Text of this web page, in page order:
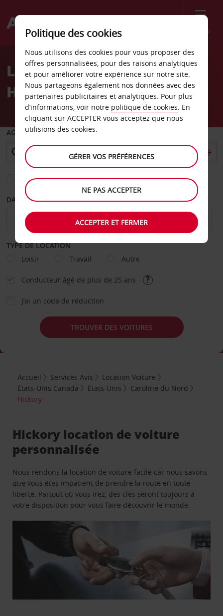
Menu
Welcome
AvisLocation de voiture
Hickory
AGENCE DE DÉPART
Sélectionnez une autre agence de retour
DATE DE DÉPART DATE DE RETOUR
TYPE DE LOCATION
Loisir
Travail Autre
Conducteur âgé de plus de 25 ans
J’ai un code de réduction
TROUVER DES VOITURES
Accueil Services Avis
Location Voiture
États-Unis Canada
États-Unis
Caroline du Nord
Hickory
Hickory location de voiture
personnalisée
Nous rendons la location de voiture facile car nous savons
que vous êtes impatient de prendre la route en toute
liberté. Partout où vous irez, des clés seront toujours à
votre disposition pour vous faire découvrir le monde.
Politique des cookies
Nous utilisons des cookies pour vous proposer des
offres personnalisées, pour des raisons analytiques
et pour améliorer votre expérience sur notre site.
Nous partageons également nos données avec des
partenaires publicitaires et analytiques. Pour plus
d’informations, voir notre politique de cookies. En
cliquant sur ACCEPTER vous acceptez que nous
utilisions des cookies.
GÉRER VOS PRÉFÉRENCES
NE PAS ACCEPTER
ACCEPTER ET FERMER